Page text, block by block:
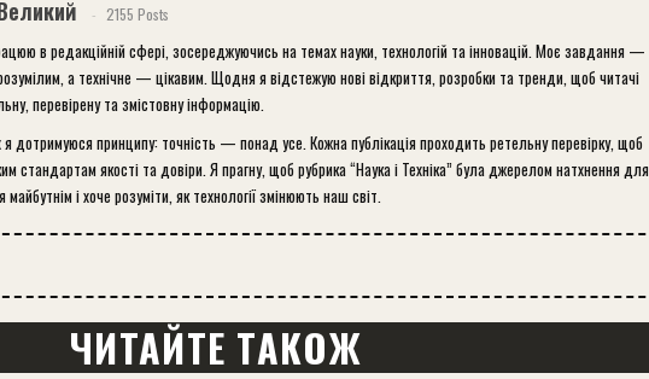
2155 Posts
в редакційній сфері, зосереджуючись на темах науки, технологій та інновацій. Моє завдання —
а технічне — цікавим. Щодня я відстежую нові відкриття, розробки та тренди, щоб читачі
перевірену та змістовну інформацію.
я дотримуюся принципу: точність — понад усе. Кожна публікація проходить ретельну перевірку, щоб
стандартам якості та довіри. Я прагну, щоб рубрика “Наука і Техніка” була джерелом натхнення для
майбутнім і хоче розуміти, як технології змінюють наш світ.
ЧИТАЙТЕ ТАКОЖ